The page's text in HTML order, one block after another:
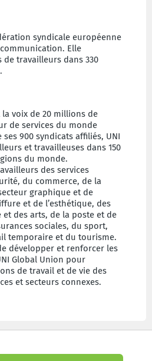
syndicale européenne
Elle
travailleurs dans 330
la voix de 20 millions de
de services du monde
900 syndicats affiliés, UNI
et travailleuses dans 150
du monde.
des services
du commerce, de la
graphique et de
et de l’esthétique, des
et des arts, de la poste et de
sociales, du sport,
temporaire et du tourisme.
développer et renforcer les
Global Union pour
de travail et de vie des
et secteurs connexes.